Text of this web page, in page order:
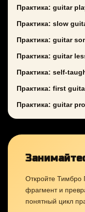
Практика: guitar
Практика: slow
Практика: guitar
Практика: guitar
Практика: self-
Практика: first
Практика: guitar
Откройте Тимбро
фрагмент и
понятный цикл